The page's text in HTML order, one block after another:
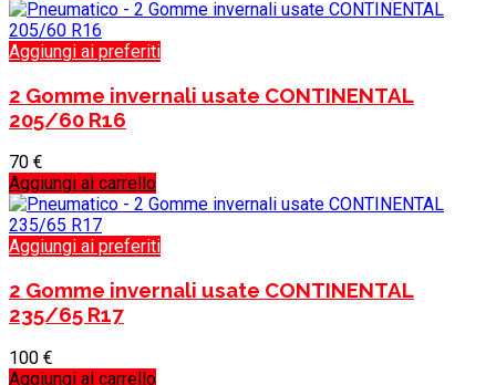
Aggiungi ai preferiti
2 Gomme invernali usate CONTINENTAL
205/60 R16
70 €
Aggiungi al carrello
Aggiungi ai preferiti
2 Gomme invernali usate CONTINENTAL
235/65 R17
100 €
Aggiungi al carrello